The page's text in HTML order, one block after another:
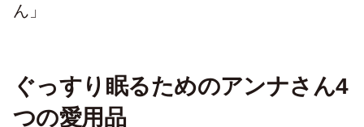
ん」
ぐっすり眠るためのアンナさん4
つの愛用品